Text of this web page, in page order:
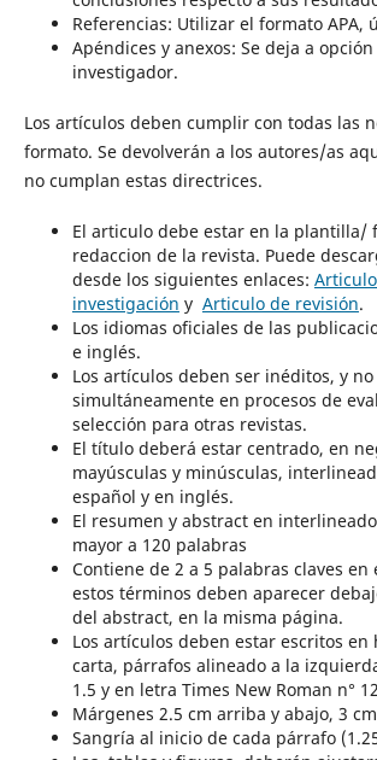
Referencias: Utilizar el formato APA,
Apéndices y anexos: Se deja a
investigador.
Los artículos deben cumplir con todas las
formato. Se devolverán a los autores/as
no cumplan estas directrices.
El articulo debe estar en la plantilla/
redaccion de la revista. Puede
desde los siguientes enlaces:
investigación y Articulo de revisión.
Los idiomas oficiales de las
e inglés.
Los artículos deben ser inéditos, y
simultáneamente en procesos de
selección para otras revistas.
El título deberá estar centrado, en
mayúsculas y minúsculas,
español y en inglés.
El resumen y abstract en
mayor a 120 palabras
Contiene de 2 a 5 palabras claves en
estos términos deben aparecer
del abstract, en la misma página.
Los artículos deben estar escritos en
carta, párrafos alineado a la
1.5 y en letra Times New Roman n°
Márgenes 2.5 cm arriba y abajo, 3
Sangría al inicio de cada párrafo